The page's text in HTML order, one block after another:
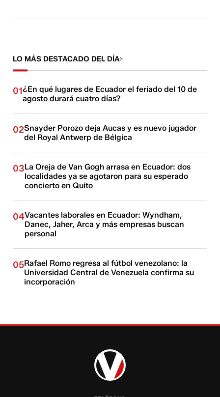
LO MÁS DESTACADO DEL DÍA
01¿En qué lugares de Ecuador el feriado del 10 de
agosto durará cuatro días?
02Snayder Porozo deja Aucas y es nuevo jugador
del Royal Antwerp de Bélgica
03La Oreja de Van Gogh arrasa en Ecuador: dos
localidades ya se agotaron para su esperado
concierto en Quito
04Vacantes laborales en Ecuador: Wyndham,
Danec, Jaher, Arca y más empresas buscan
personal
05Rafael Romo regresa al fútbol venezolano: la
Universidad Central de Venezuela confirma su
incorporación